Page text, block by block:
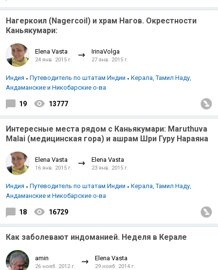
Нагеркоил (Nagercoil) и храм Нагов. Окрестности
Каньякумари:
Elena Vasta
24 янв. 2015 г.
IrinaVolga
27 янв. 2015 г.
Индия Путеводитель по штатам Индии
Керала, Тамил Наду,
Андаманские и Никобарские о-ва
19 13777
Интересные места рядом с Каньякумари: Maruthuva
Malai (медицинская гора) и ашрам Шри Гуру Нараяна
Elena Vasta
16 янв. 2015 г.
Elena Vasta
23 янв. 2015 г.
Индия Путеводитель по штатам Индии
Керала, Тамил Наду,
Андаманские и Никобарские о-ва
18 16729
Как заболевают индоманией. Неделя в Керале
amin
26 нояб. 2012 г.
Elena Vasta
29 нояб. 2014 г.